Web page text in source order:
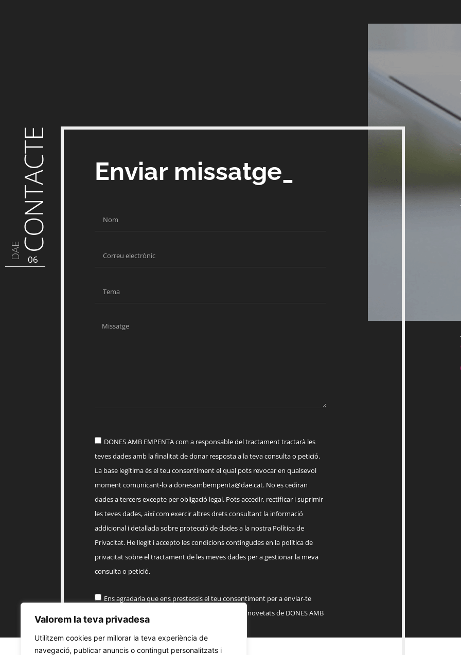
Valorem la teva privadesa
Utilitzem cookies per millorar la teva experiència de
navegació, publicar anuncis o contingut personalitzats i
DAE CONTACTE
06
Enviar missatge_
DONES AMB EMPENTA com a responsable del tractament tractarà les
teves dades amb la finalitat de donar resposta a la teva consulta o petició.
La base legítima és el teu consentiment el qual pots revocar en qualsevol
moment comunicant-lo adonesambempenta@dae.cat. No es cediran
dades a tercers excepte per obligació legal. Pots accedir, rectificar i suprimir
les teves dades, així com exercir altres drets consultant la informació
addicional i detallada sobre protecció de dades a la nostra Política de
Privacitat. He llegit i accepto les condicions contingudes en la política de
privacitat sobre el tractament de les meves dades per a gestionar la meva
consulta o petició.
Ens agradaria que ens prestessis el teu consentiment per a enviar-te
informació comercial sobre els productes, serveis, novetats de DONES AMB
EMPENTA